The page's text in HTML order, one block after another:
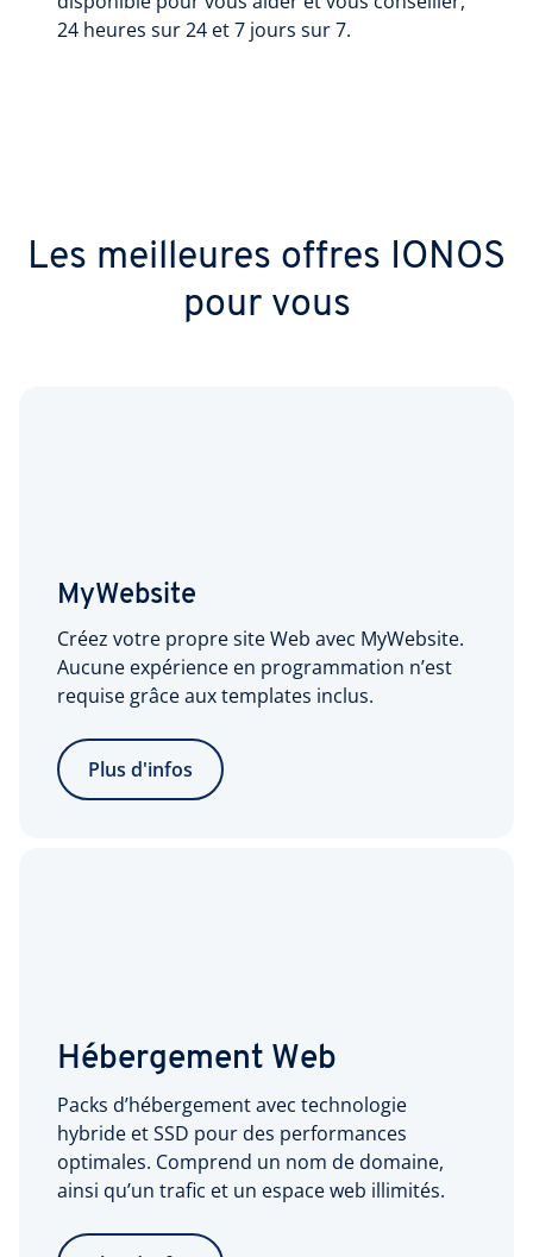
24 heures sur 24 et 7 jours sur 7.
Les meilleures offres IONOS
pour vous
MyWebsite
Créez votre propre site Web avec MyWebsite.
Aucune expérience en programmation n’est
requise grâce aux templates inclus.
Plus d'infos
Hébergement Web
Packs d’hébergement avec technologie
hybride et SSD pour des performances
optimales. Comprend un nom de domaine,
ainsi qu’un trafic et un espace web illimités.